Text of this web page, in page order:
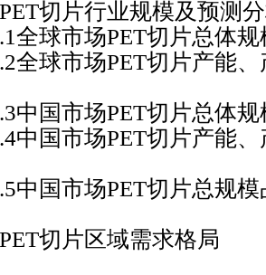
切片行业规模及预测
场PET切片总体规模
场PET切片产能、
场PET切片总体规模
场PET切片产能、
场PET切片总规模占
切片区域需求格局